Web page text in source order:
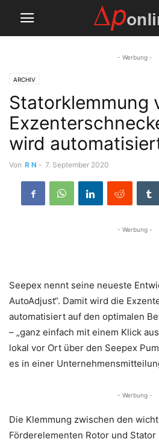
- Werbung -
ARCHIV
Statorklemmung
wird
Von R N - 7. September 2020
- Werbung -
Seepex nennt seine neueste
AutoAdjust“. Damit wird die
automatisiert auf den optimalen
– „ganz einfach mit einem Klick
lokal vor Ort über den Seepex
es in einer
- Werbung -
Die Klemmung zwischen den
Förderelementen Rotor und